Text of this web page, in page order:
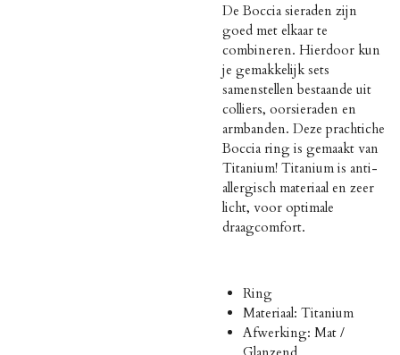
De Boccia sieraden zijn
goed met elkaar te
combineren. Hierdoor kun
je gemakkelijk sets
samenstellen bestaande uit
colliers, oorsieraden en
armbanden. Deze prachtiche
Boccia ring is gemaakt van
Titanium! Titanium is anti-
allergisch materiaal en zeer
licht, voor optimale
draagcomfort.
Ring
Materiaal: Titanium
Afwerking: Mat /